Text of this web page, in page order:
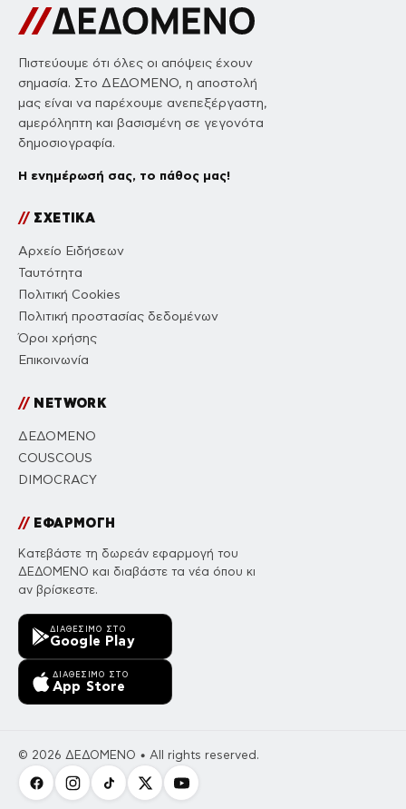
Πιστεύουμε ότι όλες οι απόψεις έχουν
σημασία. Στο ΔΕΔΟΜΕΝΟ, η αποστολή
μας είναι να παρέχουμε ανεπεξέργαστη,
αμερόληπτη και βασισμένη σε γεγονότα
δημοσιογραφία.
Η ενημέρωσή σας, το πάθος μας!
//ΣΧΕΤΙΚΑ
Αρχείο Ειδήσεων
Ταυτότητα
Πολιτική Cookies
Πολιτική προστασίας δεδομένων
Όροι χρήσης
Επικοινωνία
//NETWORK
ΔΕΔΟΜΕΝΟ
COUSCOUS
DIMOCRACY
//ΕΦΑΡΜΟΓΗ
Κατεβάστε τη δωρεάν εφαρμογή του
ΔΕΔΟΜΕΝΟ και διαβάστε τα νέα όπου κι
αν βρίσκεστε.
ΔΙΑΘΈΣΙΜΟ ΣΤΟ
Google Play
ΔΙΑΘΈΣΙΜΟ ΣΤΟ
App Store
© 2026 ΔΕΔΟΜΕΝΟ • All rights reserved.